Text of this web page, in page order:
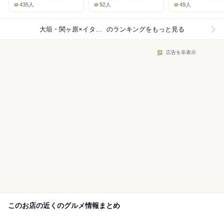
435人 92人 49人
大垣・関ヶ原×イタリアン のランキングをもっと見る
広告を非表示
このお店の近くのグルメ情報まとめ